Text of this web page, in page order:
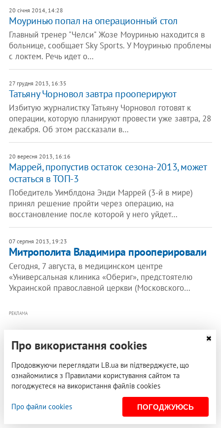
20 січня 2014, 14:28
Моуринью попал на операционный стол
Главный тренер "Челси" Жозе Моуринью находится в
больнице, сообщает Sky Sports. У Моуринью проблемы
с локтем. Речь идет о…
27 грудня 2013, 16:35
Татьяну Чорновол завтра прооперируют
Избитую журналистку Татьяну Чорновол готовят к
операции, которую планируют провести уже завтра, 28
декабря. Об этом рассказали в…
20 вересня 2013, 16:16
Маррей, пропустив остаток сезона-2013, может
остаться в ТОП-3
Победитель Уимблдона Энди Маррей (3-й в мире)
принял решение пройти через операцию, на
восстановление после которой у него уйдет…
07 серпня 2013, 19:23
Митрополита Владимира прооперировали
Сегодня, 7 августа, в медицинском центре
«Универсальная клиника «Обериг», предстоятелю
Украинской православной церкви (Московского…
РЕКЛАМА
Про використання cookies
Продовжуючи переглядати LB.ua ви підтверджуєте, що
ознайомилися з Правилами користування сайтом та
погоджуєтеся на використання файлів cookies
Про файли cookies ПОГОДЖУЮСЬ